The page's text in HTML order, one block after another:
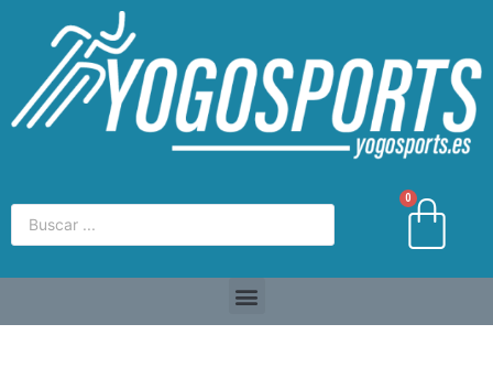
0